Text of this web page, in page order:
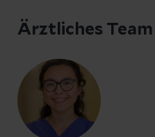
Ärztliches Team